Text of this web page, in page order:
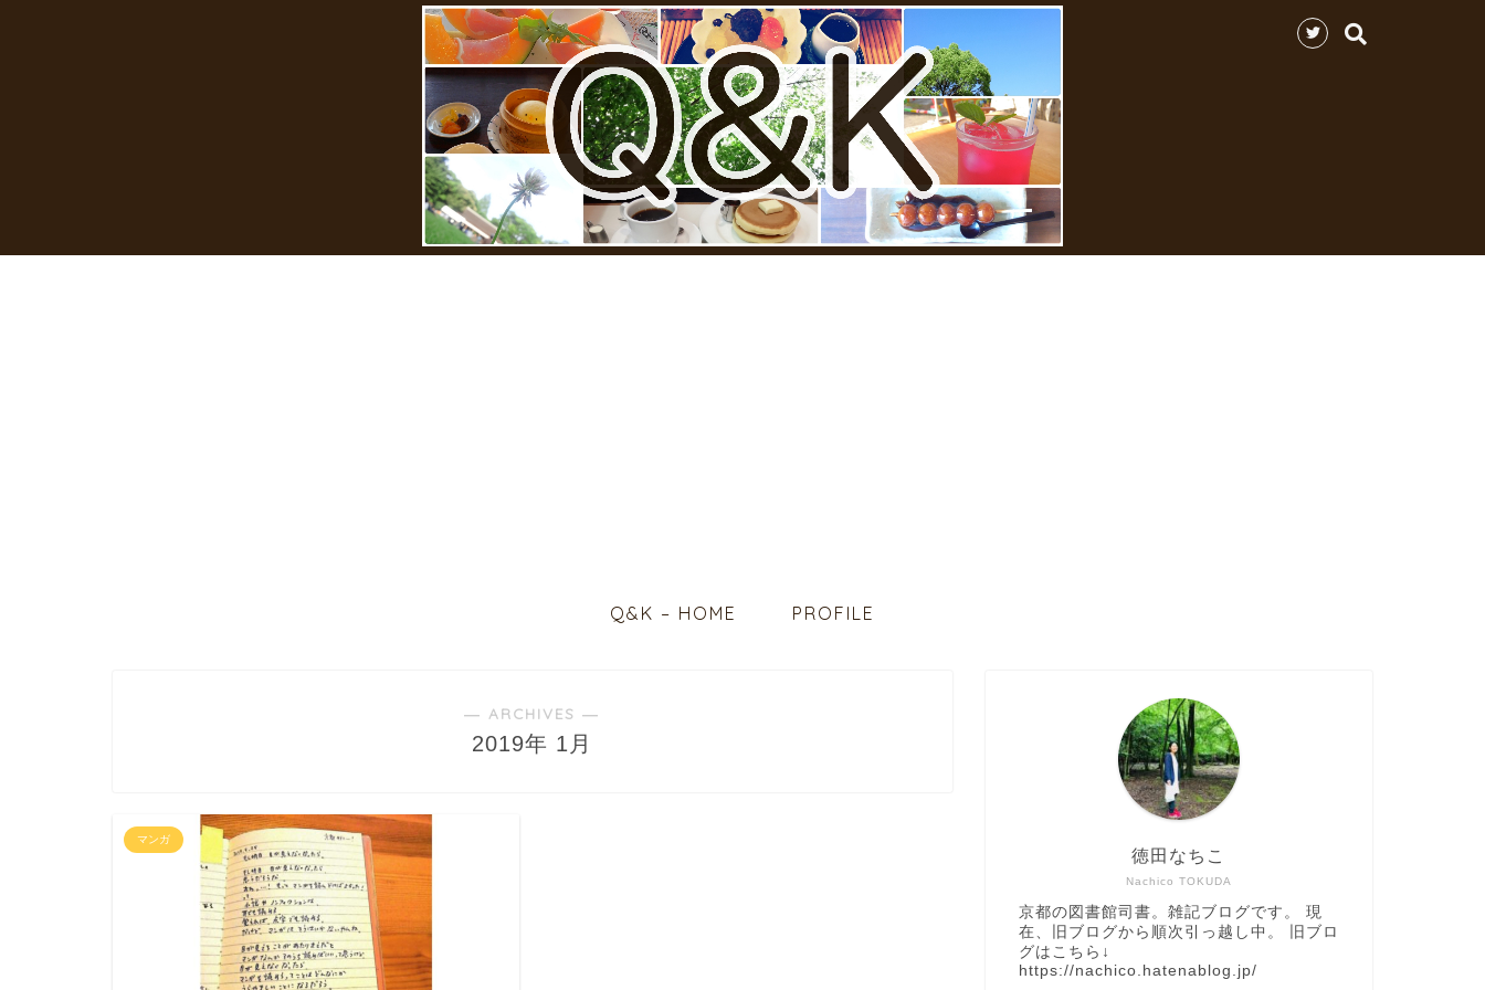
Q&K – HOME PROFILE
― ARCHIVES ―
2019年 1月
マンガ
Nachico TOKUDA
徳田なちこ
京都の図書館司書。雑記ブログです。 現
在、旧ブログから順次引っ越し中。 旧ブロ
グはこちら↓
https://nachico.hatenablog.jp/